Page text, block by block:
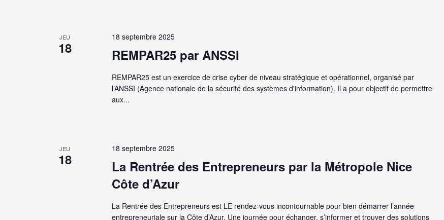
JEU
18 REMPAR25 par ANSSI
18 septembre 2025
REMPAR25 est un exercice de crise cyber de niveau stratégique et opérationnel, organisé par
l’ANSSI (Agence nationale de la sécurité des systèmes d'information). Il a pour objectif de permettre
aux...
JEU
18
La Rentrée des Entrepreneurs par la Métropole Nice
Côte d’Azur
18 septembre 2025
La Rentrée des Entrepreneurs est LE rendez-vous incontournable pour bien démarrer l’année
entrepreneuriale sur la Côte d’Azur. Une journée pour échanger, s’informer et trouver des solutions